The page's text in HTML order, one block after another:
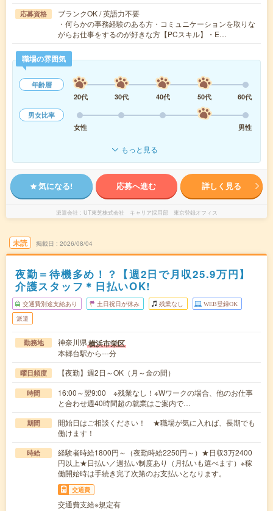
応募資格
ブランクOK / 英語力不要
・何らかの事務経験のある方・コミュニケーションを取りな
がらお仕事をするのが好きな方【PCスキル】・E…
職場の雰囲気
年齢層
20代
30代 40代 50代
60代
男女比率
女性
男性
もっと見る
気になる! 応募へ進む 詳しく見る
派遣会社 UT東芝株式会社 キャリア採用部 東京登録オフィス
未読 掲載日 2026/08/04
夜勤＝待機多め！？【週2日で月収25.9万円】
介護スタッフ＊日払いOK!
交通費別途支給あり 土日祝日が休み 残業なし WEB登録OK
派遣
勤務地 神奈川県横浜市栄区
本郷台駅から---分
曜日頻度 【夜勤】週2日～OK（月～金の間）
時間
16:00～翌9:00 ※残業なし！※Wワークの場合、他のお仕事
と合わせ週40時間超の就業はご案内で…
期間
開始日はご相談ください！ ★職場が気に入れば、長期でも
働けます！
時給
経験者時給1800円～（夜勤時給2250円～）★日収3万2400
円以上★日払い／週払い制度あり（月払いも選べます）※稼
働開始時は手続き完了次第のお支払いとなります。
交通費
交通費支給※規定有